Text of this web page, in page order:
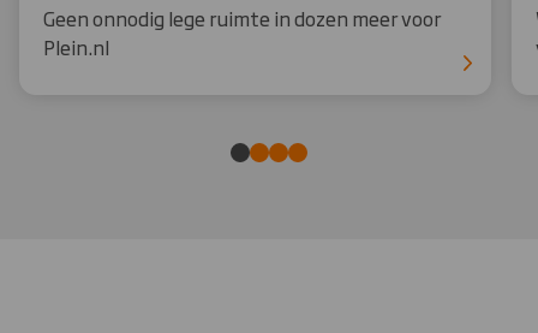
Geen onnodig lege ruimte in dozen meer voor
Plein.nl